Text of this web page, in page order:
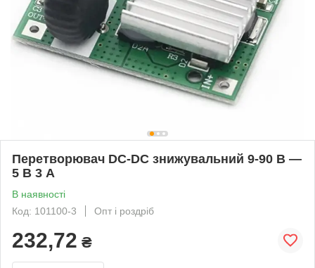
Перетворювач DC-DC знижувальний 9-90 В —
5 В 3 А
В наявності
Код: 101100-3
Опт і роздріб
232,72 ₴